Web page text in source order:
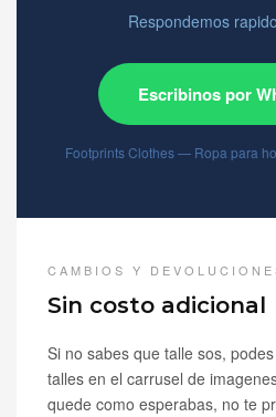
Respondemos
Escribinos por
Footprints Clothes — Ropa para
CAMBIOS Y
Sin costo adicional
Si no sabes que talle sos,
talles en el carrusel de
quede como esperabas, no te